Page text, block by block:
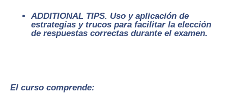
ADDITIONAL TIPS. Uso y aplicación de
estrategias y trucos para facilitar la elección
de respuestas correctas durante el examen.
El curso comprende: